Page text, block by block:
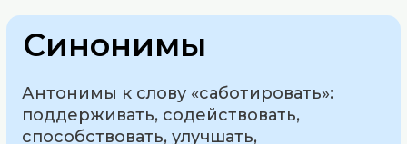
Синонимы
Антонимы к слову «саботировать»:
поддерживать, содействовать,
способствовать, улучшать,